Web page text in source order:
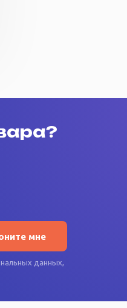
мне
данных,